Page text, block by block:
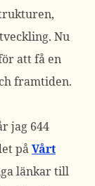
Nu
att få en
framtiden.
jag 644
påVårt
länkar till